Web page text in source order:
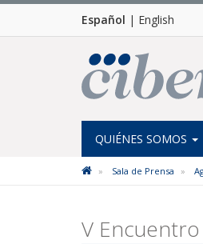
Español | English
QUIÉNES SOMOS
Sala de Prensa
V